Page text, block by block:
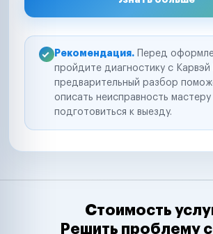
Рекомендация. Перед
пройдите диагностику с Карвэй
предварительный разбор
описать неисправность мастеру
подготовиться к выезду.
Стоимость
Решить проблему